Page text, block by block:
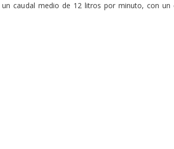
caudal medio de 12 litros por minuto, con un